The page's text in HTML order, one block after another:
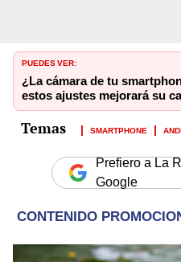
PUEDES VER:
¿La cámara de tu
estos ajustes mejorará su
SMARTPHONE
Prefiero a La
Google